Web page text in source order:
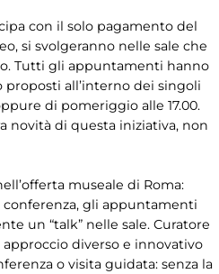
con il solo pagamento del
si svolgeranno nelle sale che
Tutti gli appuntamenti hanno
proposti all’interno dei singoli
di pomeriggio alle 17.00.
novità di questa iniziativa, non
museale di Roma:
gli appuntamenti
un “talk” nelle sale. Curatore
diverso e innovativo
o visita guidata: senza la